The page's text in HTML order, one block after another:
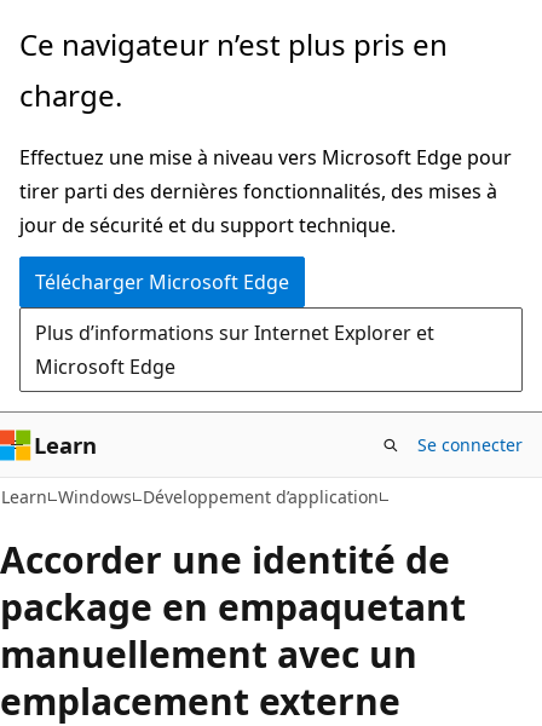
Passer
directement
au
principal
Ce navigateur n’est plus pris en
charge.
Effectuez une mise à niveau vers Microsoft Edge pour
tirer parti des dernières fonctionnalités, des mises à
jour de sécurité et du support technique.
Télécharger Microsoft Edge
Plus d’informations sur Internet Explorer et
Microsoft Edge
Learn Se connecter
Learn Windows Développement d’application
Accorder une identité de
package en empaquetant
manuellement avec un
emplacement externe